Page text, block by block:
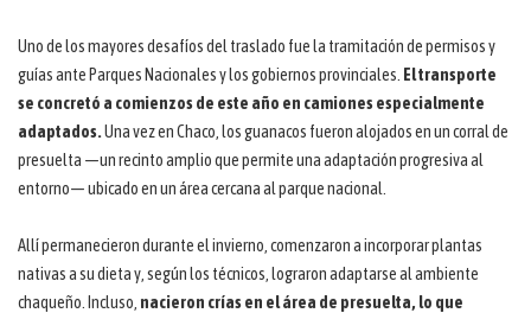
Uno de los mayores desafíos del traslado fue la tramitación de permisos y
guías ante Parques Nacionales y los gobiernos provinciales. El transporte
se concretó a comienzos de este año en camiones especialmente
adaptados.Una vez en Chaco, los guanacos fueron alojados en un corral de
presuelta —un recinto amplio que permite una adaptación progresiva al
entorno— ubicado en un área cercana al parque nacional.
Allí permanecieron durante el invierno, comenzaron a incorporar plantas
nativas a su dieta y, según los técnicos, lograron adaptarse al ambiente
chaqueño. Incluso, nacieron crías en el área de presuelta, lo que